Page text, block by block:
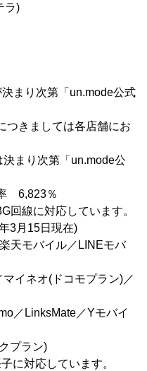
ラ)
まり次第「un.mode公式
きましては各店舗にお
まり次第「un.mode公
6,823％
線に対応しています。
3月15日現在)
モバイル／LINEモバ
イネオ(ドコモプラン)／
LinksMate／Yモバイ
プラン)
に対応しています。